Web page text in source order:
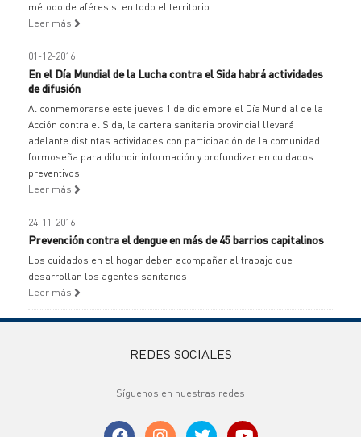
método de aféresis, en todo el territorio.
Leer más
01-12-2016
En el Día Mundial de la Lucha contra el Sida habrá actividades
de difusión
Al conmemorarse este jueves 1 de diciembre el Día Mundial de la
Acción contra el Sida, la cartera sanitaria provincial llevará
adelante distintas actividades con participación de la comunidad
formoseña para difundir información y profundizar en cuidados
preventivos.
Leer más
24-11-2016
Prevención contra el dengue en más de 45 barrios capitalinos
Los cuidados en el hogar deben acompañar al trabajo que
desarrollan los agentes sanitarios
Leer más
REDES SOCIALES
Síguenos en nuestras redes